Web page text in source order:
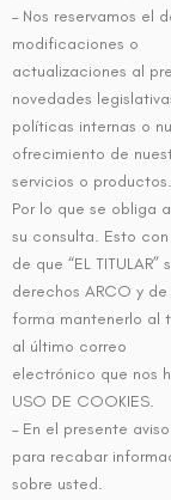
– Nos reservamos el
modificaciones o
actualizaciones al
novedades
políticas internas o
ofrecimiento de
servicios o productos.
Por lo que se obliga
su consulta. Esto
de que “EL
derechos ARCO y
forma mantenerlo al
al último correo
electrónico que nos
USO DE COOKIES.
– En el presente
para recabar
sobre usted.